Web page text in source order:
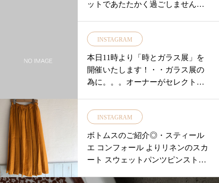
ットであたたかく過ごしません
♪・軽くてあったか。。。。ジャケ
ットやコートの中にすっぽりと収
まり 着心地抜群です◎・一番寒く
なる2月の山陰の冬に大活躍してく
なカシミアタートル▼伝統的なノ
ルディック柄▼シンプルなセータ
ー▼猫目ボタンが素敵なカーデを
ご用意しておりますぜひ店頭でチ
ェックしてみてください♡・店内
あたたかくして皆様のご来店を本
日も18時までお待ちしておりま
INSTAGRAM
本日11時より「時とガラス展」を
開催いたします！・・ガラス展の
為に。。。オーナーがセレクトし
点ものも数多くございますのでお
早めにご来店くださいませ・＊…..
＊…..＊…..＊…..＊…..＊…..＊…..
＊・尚 在庫のご確認をご希望のお
カリ荘へお気軽にお問い合わせく
INSTAGRAM
ボトムスのご紹介◎・スティール
エ コンフォール よりリネンのスカ
ート スウェットパンツピンストラ